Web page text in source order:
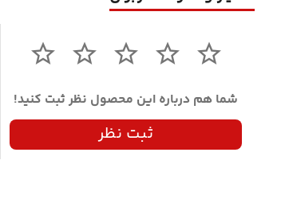
شما هم درباره این محصول نظر ثبت کنید!
ثبت نظر